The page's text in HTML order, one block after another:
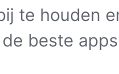
te houden
de beste